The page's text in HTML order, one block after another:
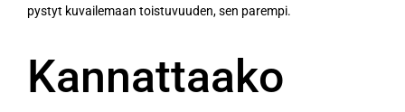
pystyt kuvailemaan toistuvuuden, sen parempi.
Kannattaako